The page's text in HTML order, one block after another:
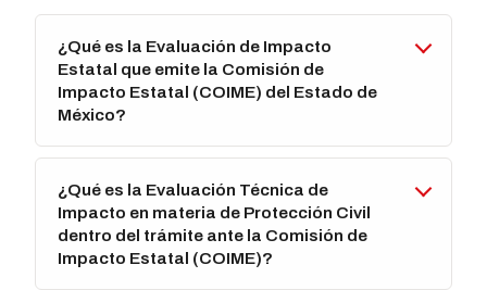
¿Qué es la Evaluación de Impacto
Estatal que emite la Comisión de
Impacto Estatal (COIME) del Estado de
México?
¿Qué es la Evaluación Técnica de
Impacto en materia de Protección Civil
dentro del trámite ante la Comisión de
Impacto Estatal (COIME)?